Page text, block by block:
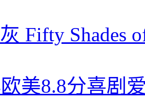
Fifty Shades
美8.8分喜剧